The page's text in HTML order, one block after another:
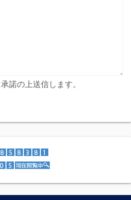
諾の上送信します。